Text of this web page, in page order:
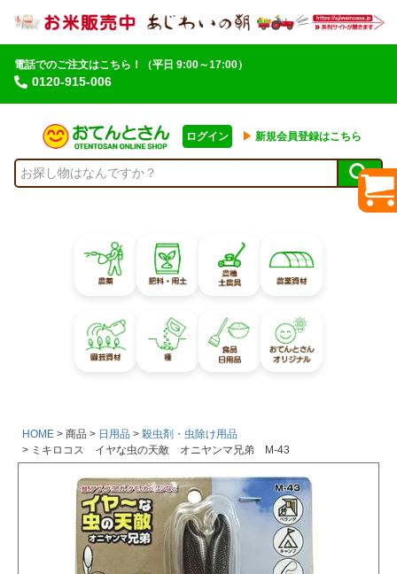
電話でのご注文はこちら！
0120-915-006
（平日 9:00～17:00）
ログイン ▶︎ 新規会員登録はこちら
HOME 商品 日用品
殺虫剤・虫除け用品
ミキロコス イヤな虫の天敵 オニヤンマ兄弟 M-43